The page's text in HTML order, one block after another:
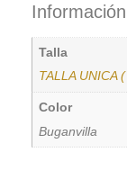
Talla
TALLA UNICA
Color
Buganvilla